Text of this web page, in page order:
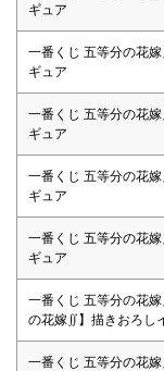
ギュア
一番くじ 五等分の花
ギュア
一番くじ 五等分の花
ギュア
一番くじ 五等分の花
ギュア
一番くじ 五等分の花
ギュア
一番くじ 五等分の花
の花嫁∬】描きおろし
一番くじ 五等分の花